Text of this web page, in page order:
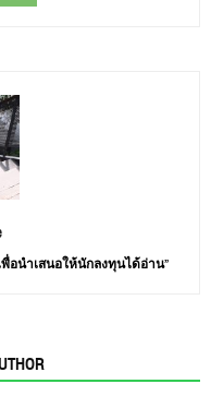
อนำเสนอให้นักลงทุนได้อ่าน”